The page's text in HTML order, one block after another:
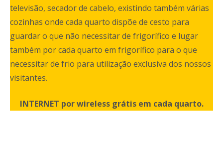
televisão, secador de cabelo, existindo também várias
cozinhas onde cada quarto dispõe de cesto para
guardar o que não necessitar de frigorífico e lugar
também por cada quarto em frigorífico para o que
necessitar de frio para utilização exclusiva dos nossos
visitantes.
INTERNET por wireless grátis em cada quarto.